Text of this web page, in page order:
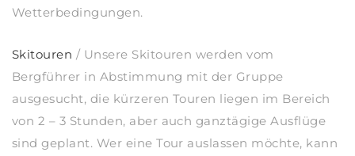
Wetterbedingungen.
Skitouren / Unsere Skitouren werden vom
Bergführer in Abstimmung mit der Gruppe
ausgesucht, die kürzeren Touren liegen im Bereich
von 2 – 3 Stunden, aber auch ganztägige Ausflüge
sind geplant. Wer eine Tour auslassen möchte, kann